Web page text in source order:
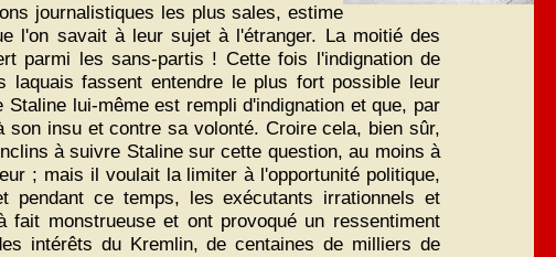
journalistiques les plus sales, estime
l'on savait à leur sujet à l'étranger. La moitié des
parmi les sans-partis ! Cette fois l'indignation de
laquais fassent entendre le plus fort possible leur
lui-même est rempli d'indignation et que, par
insu et contre sa volonté. Croire cela, bien sûr,
à suivre Staline sur cette question, au moins à
; mais il voulait la limiter à l'opportunité politique,
pendant ce temps, les exécutants irrationnels et
monstrueuse et ont provoqué un ressentiment
intérêts du Kremlin, de centaines de milliers de